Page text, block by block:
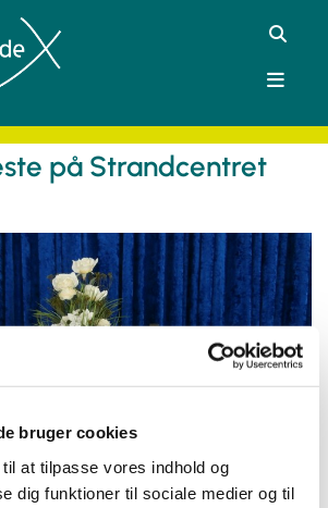
bruger cookies
at tilpasse vores indhold og
dig funktioner til sociale medier og til
på Strandcentret